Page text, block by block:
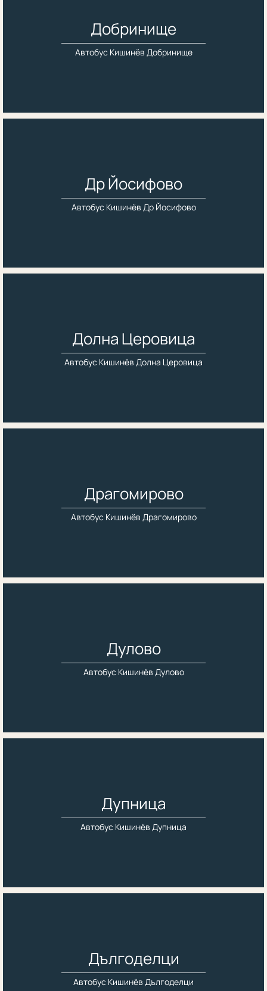
Добринище
Автобус Кишинёв Добринище
Др Йосифово
Автобус Кишинёв Др Йосифово
Долна Церовица
Автобус Кишинёв Долна Церовица
Драгомирово
Автобус Кишинёв Драгомирово
Дулово
Автобус Кишинёв Дулово
Дупница
Автобус Кишинёв Дупница
Дългоделци
Автобус Кишинёв Дългоделци